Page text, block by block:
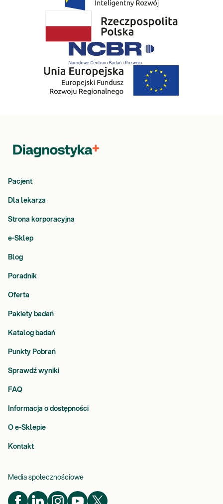
Pacjent
Dla lekarza
Strona korporacyjna
e-Sklep
Blog
Poradnik
Oferta
Pakiety badań
Katalog badań
Punkty Pobrań
Sprawdź wyniki
FAQ
Informacja o dostępności
O e-Sklepie
Kontakt
Media społecznościowe